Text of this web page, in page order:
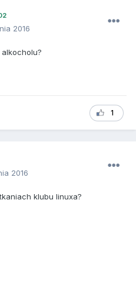
2016
1
2016
klubu linuxa?